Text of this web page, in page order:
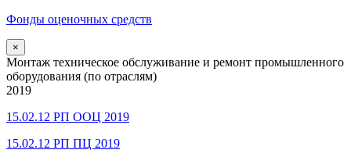
Фонды оценочных средств
×
Монтаж техническое обслуживание и ремонт промышленного
оборудования (по отраслям)
2019
15.02.12 РП ООЦ 2019
15.02.12 РП ПЦ 2019